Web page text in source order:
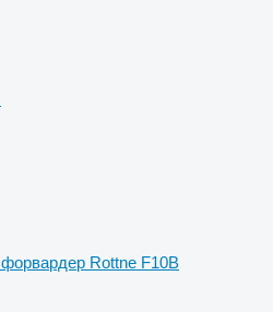
форвардер Rottne F10B